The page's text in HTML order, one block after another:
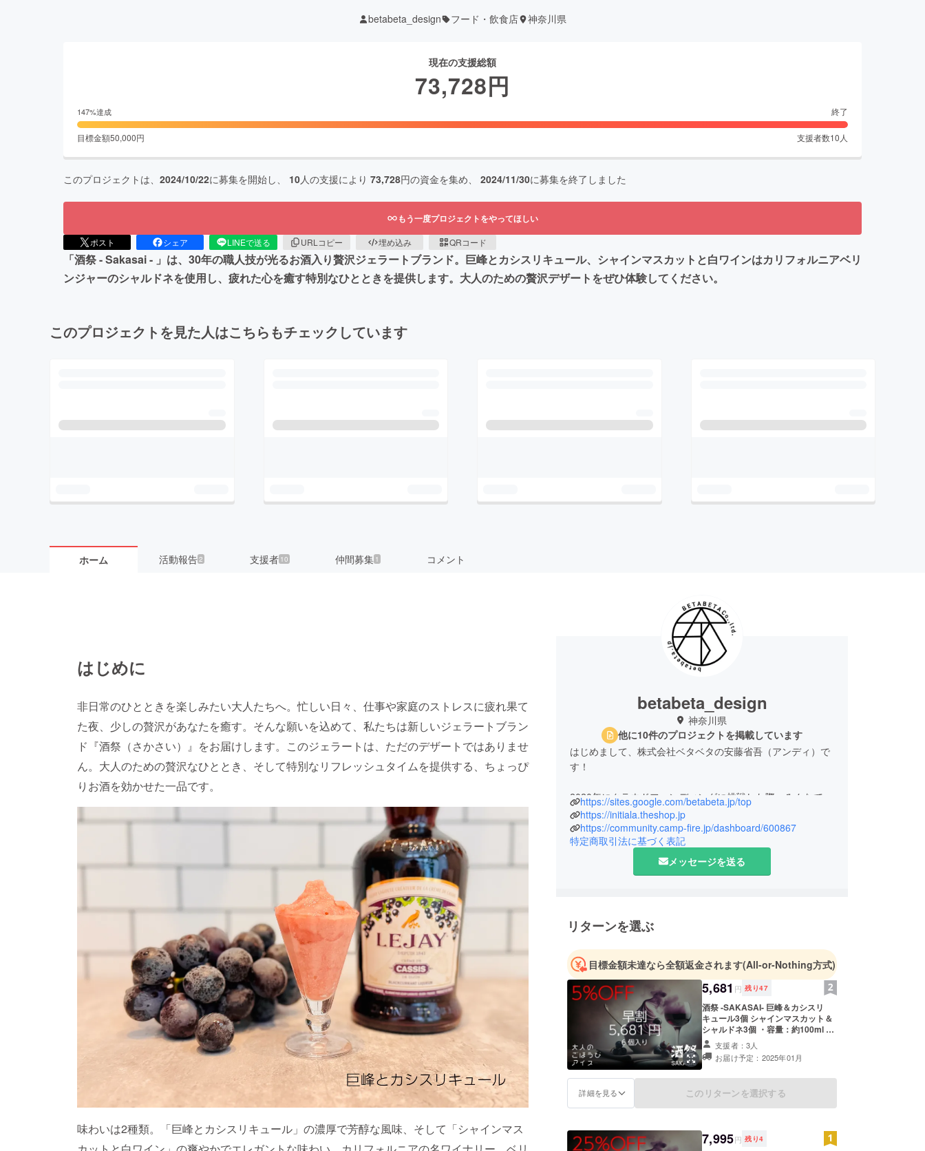
betabeta_design フード・飲食店 神奈川県
現在の支援総額
73,728円
147%達成 終了
目標金額50,000円 支援者数10 人
このプロジェクトは、 2024/10/22に募集を開始し、 10人の支援により 73,728円の資金を集め、 2024/11/30に募集を終了しました
もう一度プロジェクトをやってほしい
ポスト シェア LINEで送る URLコピー 埋め込み QRコード
「酒祭 - Sakasai - 」は、30年の職人技が光るお酒入り贅沢ジェラートブランド。巨峰とカシスリキュール、シャインマスカットと白ワインはカリフォルニアベリ
ンジャーのシャルドネを使用し、疲れた心を癒す特別なひとときを提供します。大人のための贅沢デザートをぜひ体験してください。
このプロジェクトを見た人はこちらもチェックしています
ホーム 活動報告2 支援者 10 仲間募集 1 コメント
はじめに
非日常のひとときを楽しみたい大人たちへ。忙しい日々、仕事や家庭のストレスに疲れ果て
た夜、少しの贅沢があなたを癒す。そんな願いを込めて、私たちは新しいジェラートブラン
ド『酒祭（さかさい）』をお届けします。このジェラートは、ただのデザートではありませ
ん。大人のための贅沢なひととき、そして特別なリフレッシュタイムを提供する、ちょっぴ
りお酒を効かせた一品です。
味わいは2種類。「巨峰とカシスリキュール」の濃厚で芳醇な風味、そして「シャインマス
betabeta_design
神奈川県
他に10件のプロジェクトを掲載しています
はじめまして、株式会社ベタベタの安藤省吾（アンディ）で
す！
2020年にクラウドファンディングに挑戦した際、みんなで一
緒にものづくりをする楽しさを感じ、そこからコミュニティ
を立ち上げました。今では、プロダクトやフード系のプロ
ジェクトに日々挑戦しています。
世の中にはたくさんのモノが溢れていますが、やっぱり「こ
れからもどんどん新しいプロダクトやフードプロジェクトを
企画していくつもりです！
ニッチな商品でも、誰かに「これが欲しかったんだ！」と
思ってもらえる瞬間を作りたい。それが私たちの目標です。
皆さんと一緒にそんな瞬間を増やしていけたら嬉しいです！
https://sites.google.com/betabeta.jp/top
https://initiala.theshop.jp
https://community.camp-fire.jp/dashboard/600867
特定商取引法に基づく表記
メッセージを送る
リターンを選ぶ
目標金額未達なら全額返金されます(All-or-Nothing方式)
5,681 円 残り47
酒祭 -SAKASAI- 巨峰＆カシスリ
キュール3個 シャインマスカット＆
シャルドネ3個 ・容量：約100ml ・
保存方法：要冷凍 ・消費期限もしく
は賞味期限：製造日から約12ヶ月
「原材料及び添加物等の食品表示は
ターンに貼付されたラベルや注意書
きをご確認ください。」
支援者：3人
お届け予定：2025年01月
詳細を見る このリターンを選択する
7,995円 残り4